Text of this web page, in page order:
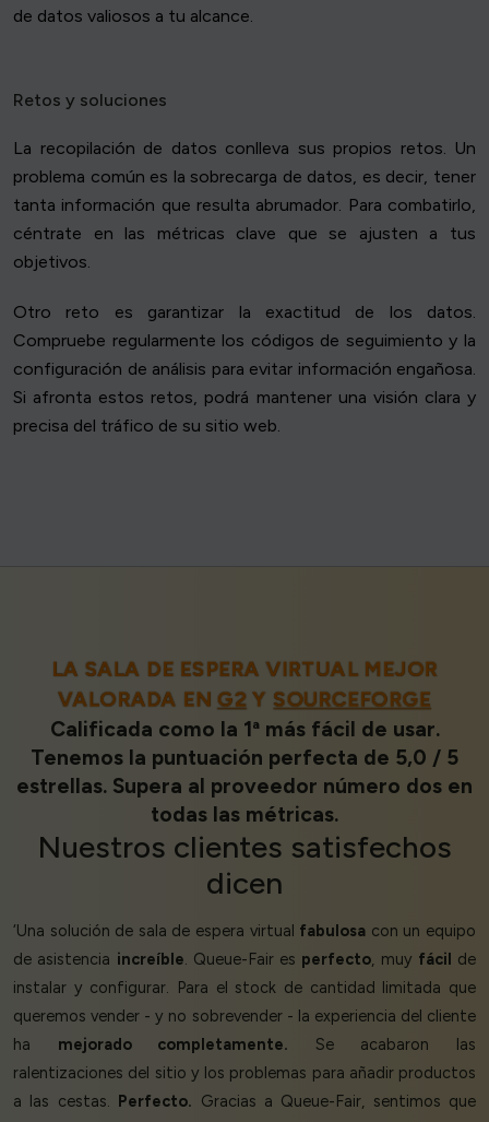
de datos valiosos a tu alcance.
Retos y soluciones
La recopilación de datos conlleva sus propios retos. Un
problema común es la sobrecarga de datos, es decir, tener
tanta información que resulta abrumador. Para combatirlo,
céntrate en las métricas clave que se ajusten a tus
objetivos.
Otro reto es garantizar la exactitud de los datos.
Compruebe regularmente los códigos de seguimiento y la
configuración de análisis para evitar información engañosa.
Si afronta estos retos, podrá mantener una visión clara y
precisa del tráfico de su sitio web.
LA SALA DE ESPERA VIRTUAL MEJOR
VALORADA EN G2 Y SOURCEFORGE
Calificada como la 1ª más fácil de usar.
Tenemos la puntuación perfecta de 5,0 / 5
estrellas. Supera al proveedor número dos en
todas las métricas.
Nuestros clientes satisfechos
dicen
‘Una solución de sala de espera virtual fabulosa con un equipo
de asistencia increíble. Queue-Fair es perfecto, muy fácil
de
instalar y configurar. Para el stock de cantidad limitada que
queremos vender - y no sobrevender - la experiencia del cliente
ha mejorado completamente. Se acabaron las
ralentizaciones del sitio y los problemas para añadir productos
a las cestas.
Perfecto. Gracias a Queue-Fair, sentimos que